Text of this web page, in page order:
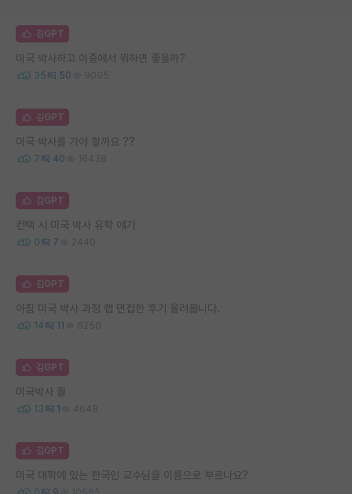
김GPT
미국 박사하고 이중에서 뭐하면 좋을까?
35 50 9095
김GPT
미국 박사를 가야 할까요 ??
7 40 16438
김GPT
컨택 시 미국 박사 유학 얘기
0 7 2440
김GPT
아침 미국 박사 과정 랩 면접한 후기 올려봅니다.
14 11 6250
김GPT
미국박사 퀄
13 1 4648
김GPT
미국 대학에 있는 한국인 교수님을 이름으로 부르나요?